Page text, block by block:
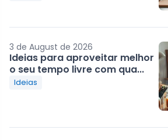
3 de August de 2026
Ideias para aproveitar melhor
o seu tempo livre com qua...
Ideias